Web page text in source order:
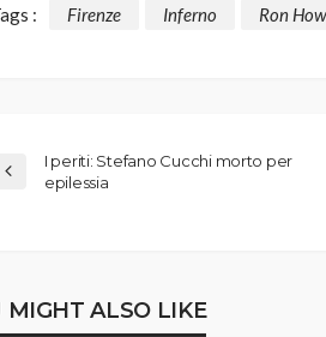
: Firenze Inferno Ron
I periti: Stefano Cucchi morto per
epilessia
MIGHT ALSO LIKE